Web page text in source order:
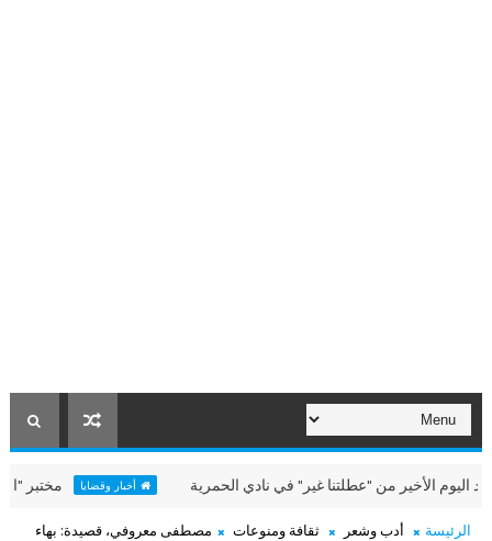
من "عطلتنا غير" في نادي الحمرية أخبار وقضايا مختبر "الألعاب
الرئيسة أدب وشعر ثقافة ومنوعات
مصطفى معروفي، قصيدة: بهاء